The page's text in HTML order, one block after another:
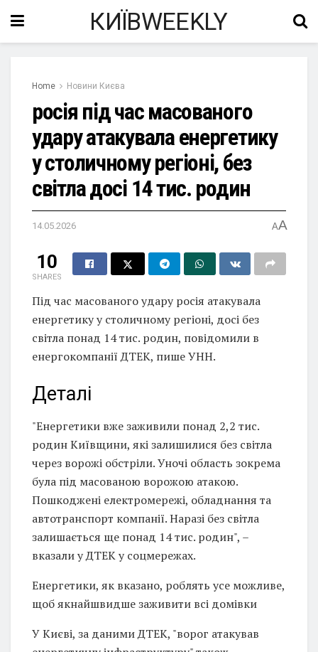
КИЇВWEEKLY
Home Новини Києва
росія під час масованого
удару атакувала енергетику
у столичному регіоні, без
світла досі 14 тис. родин
14.05.2026 AA
10
SHARES
Під час масованого удару росія атакувала
енергетику у столичному регіоні, досі без
світла понад 14 тис. родин, повідомили в
енергокомпанії ДТЕК, пише УНН.
Деталі
"Енергетики вже заживили понад 2,2 тис.
родин Київщини, які залишилися без світла
через ворожі обстріли. Уночі область зокрема
була під масованою ворожою атакою.
Пошкоджені електромережі, обладнання та
автотранспорт компанії. Наразі без світла
залишається ще понад 14 тис. родин", –
вказали у ДТЕК у соцмережах.
Енергетики, як вказано, роблять усе можливе,
щоб якнайшвидше заживити всі домівки
У Києві, за даними ДТЕК, "ворог атакував